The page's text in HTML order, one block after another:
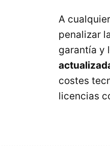
A
penalizar
garantía y
costes
licencias